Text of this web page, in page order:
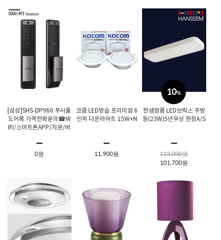
[삼성]SHS-DP960 푸시풀
도어록 가격전화문의☎W
IFI/스마트폰APP/지문/비
0원
코콤 LED방습 프리미엄 6
인치 다운라이트 15W+N
11,900원
10%
한샘정품 LED브릭스 주방
등(23W)5년무상 현장A/S
113,000원
101,700원